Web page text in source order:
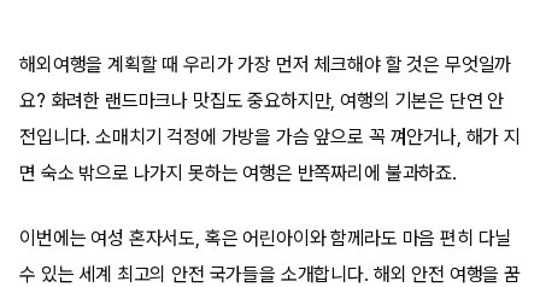
해외여행을 계획할 때 우리가 가장 먼저 체크해야 할 것은 무엇일까
요? 화려한 랜드마크나 맛집도 중요하지만, 여행의 기본은 단연 안
전입니다. 소매치기 걱정에 가방을 가슴 앞으로 꼭 껴안거나, 해가 지
면 숙소 밖으로 나가지 못하는 여행은 반쪽짜리에 불과하죠.
이번에는 여성 혼자서도, 혹은 어린아이와 함께라도 마음 편히 다닐
수 있는 세계 최고의 안전 국가들을 소개합니다. 해외 안전 여행을 꿈